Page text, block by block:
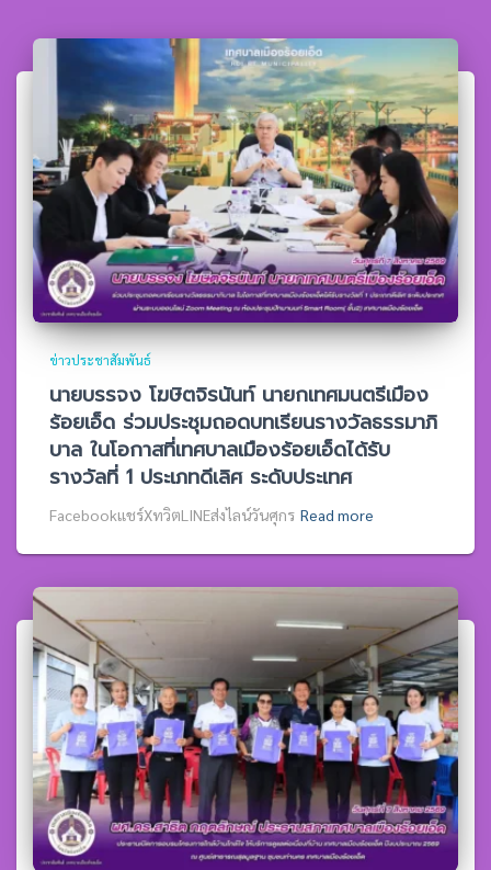
ข่าวประชาสัมพันธ์
นายบรรจง โฆษิตจิรนันท์ นายกเทศมนตรีเมือง
ร้อยเอ็ด ร่วมประชุมถอดบทเรียนรางวัลธรรมาภิ
บาล ในโอกาสที่เทศบาลเมืองร้อยเอ็ดได้รับ
รางวัลที่ 1 ประเภทดีเลิศ ระดับประเทศ
Facebookแชร์XทวิตLINEส่งไลน์วันศุกร Read more